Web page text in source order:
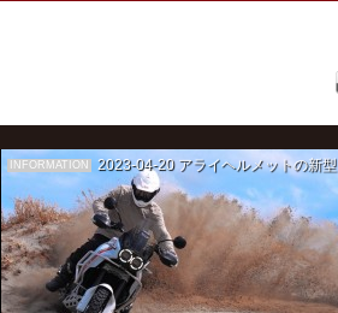
INFORMATION 2023-04-20 アライヘルメットの新型モデルPVの制